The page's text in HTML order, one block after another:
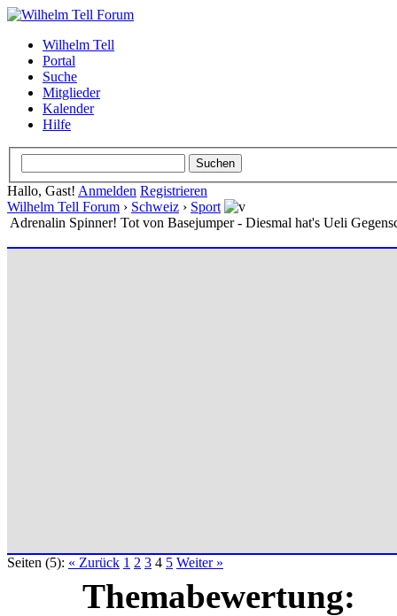
Wilhelm Tell
Portal
Suche
Mitglieder
Kalender
Hilfe
Hallo, Gast! Anmelden Registrieren
Wilhelm Tell Forum › Schweiz › Sport
Adrenalin Spinner! Tot von Basejumper - Diesmal hat's Ueli
Seiten (5): « Zurück 1 2 3 4 5 Weiter »
Themabewertung: